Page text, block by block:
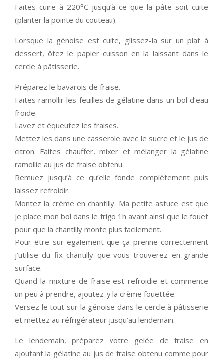
Faites cuire à 220°C jusqu’à ce que la pâte soit cuite
(planter la pointe du couteau).
Lorsque la génoise est cuite, glissez-la sur un plat à
dessert, ôtez le papier cuisson en la laissant dans le
cercle à pâtisserie.
Préparez le bavarois de fraise.
Faites ramollir les feuilles de gélatine dans un bol d’eau
froide.
Lavez et équeutez les fraises.
Mettez les dans une casserole avec le sucre et le jus de
citron. Faites chauffer, mixer et mélanger la gélatine
ramollie au jus de fraise obtenu.
Remuez jusqu’à ce qu’elle fonde complètement puis
laissez refroidir.
Montez la crème en chantilly. Ma petite astuce est que
je place mon bol dans le frigo 1h avant ainsi que le fouet
pour que la chantilly monte plus facilement.
Pour être sur également que ça prenne correctement
j’utilise du fix chantilly que vous trouverez en grande
surface.
Quand la mixture de fraise est refroidie et commence
un peu à prendre, ajoutez-y la crème fouettée.
Versez le tout sur la génoise dans le cercle à pâtisserie
et mettez au réfrigérateur jusqu’au lendemain.
Le lendemain, préparez votre gelée de fraise en
ajoutant la gélatine au jus de fraise obtenu comme pour